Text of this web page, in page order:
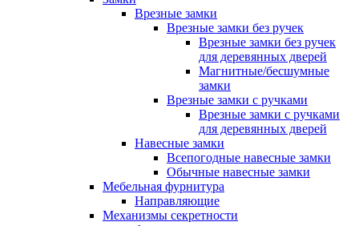
Врезные замки
Врезные замки без ручек
Врезные замки без ручек
для деревянных дверей
Магнитные/бесшумные
замки
Врезные замки с ручками
Врезные замки с ручками
для деревянных дверей
Навесные замки
Всепогодные навесные замки
Обычные навесные замки
Мебельная фурнитура
Направляющие
Механизмы секретности